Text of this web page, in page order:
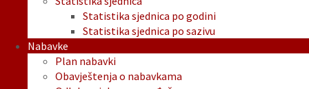
Statistika sjednica po godini
Statistika sjednica po sazivu
Nabavke
Plan nabavki
Obavještenja o nabavkama